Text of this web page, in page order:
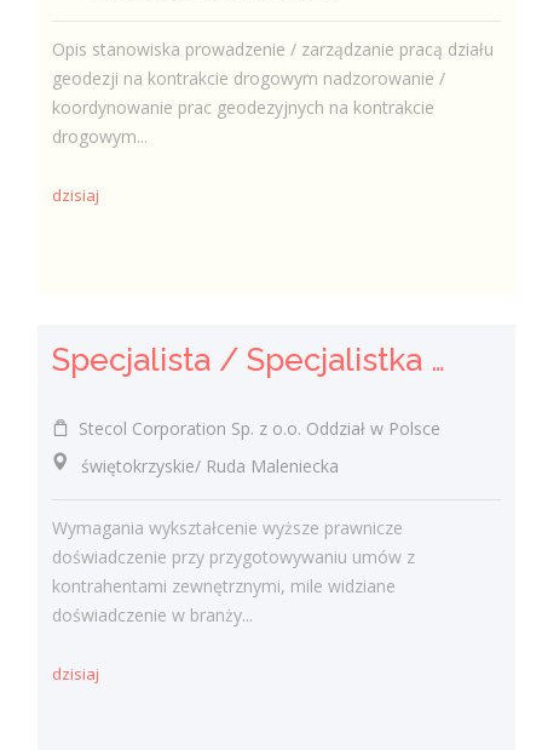
Opis stanowiska prowadzenie / zarządzanie pracą działu
geodezji na kontrakcie drogowym nadzorowanie /
koordynowanie prac geodezyjnych na kontrakcie
drogowym...
dzisiaj
Specjalista / Specjalistka ds. Umów
Stecol Corporation Sp. z o.o. Oddział w Polsce
świętokrzyskie/ Ruda Maleniecka
Wymagania wykształcenie wyższe prawnicze
doświadczenie przy przygotowywaniu umów z
kontrahentami zewnętrznymi, mile widziane
doświadczenie w branży...
dzisiaj